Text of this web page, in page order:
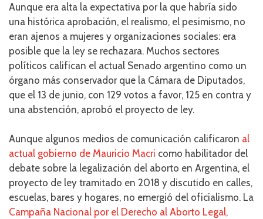
Aunque era alta la expectativa por la que habría sido
una histórica aprobación, el realismo, el pesimismo, no
eran ajenos a mujeres y organizaciones sociales: era
posible que la ley se rechazara. Muchos sectores
políticos califican el actual Senado argentino como un
órgano más conservador que la Cámara de Diputados,
que el 13 de junio, con 129 votos a favor, 125 en contra y
una abstención, aprobó el proyecto de ley.
Aunque algunos medios de comunicación calificaron al
actual gobierno de Mauricio Macri como habilitador del
debate sobre la legalización del aborto en Argentina, el
proyecto de ley tramitado en 2018 y discutido en calles,
escuelas, bares y hogares, no emergió del oficialismo. La
Campaña Nacional por el Derecho al Aborto Legal,